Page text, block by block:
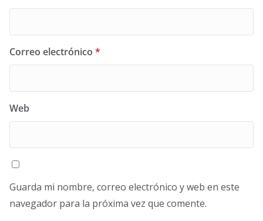
Correo electrónico *
Web
Guarda mi nombre, correo electrónico y web en este
navegador para la próxima vez que comente.